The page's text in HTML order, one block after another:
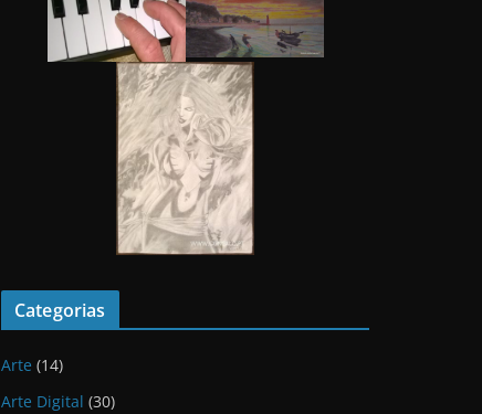
Categorias
Arte (14)
Arte Digital (30)